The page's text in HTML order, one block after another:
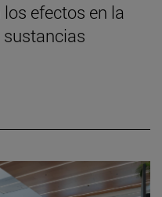
efectos en la
sustancias